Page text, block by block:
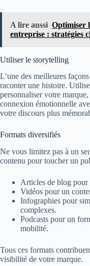
A lire aussi Optimiser
entreprise : stratégies
Utiliser le storytelling
L’une des meilleures
raconter une histoire.
personnaliser votre
connexion émotionnelle
votre discours plus
Formats diversifiés
Ne vous limitez pas à un
contenu pour toucher un
Articles de blog
Vidéos pour un
Infographies pour
complexes.
Podcasts pour un
mobilité.
Tous ces formats
visibilité de votre marque.